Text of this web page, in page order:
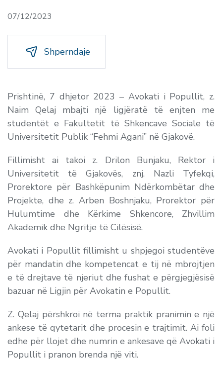
07/12/2023
Shperndaje
Prishtinë, 7 dhjetor 2023 – Avokati i Popullit, z.
Naim Qelaj mbajti një ligjëratë të enjten me
studentët e Fakultetit të Shkencave Sociale të
Universitetit Publik “Fehmi Agani” në Gjakovë.
Fillimisht ai takoi z. Drilon Bunjaku, Rektor i
Universitetit të Gjakovës, znj. Nazli Tyfekqi,
Prorektore për Bashkëpunim Ndërkombëtar dhe
Projekte, dhe z. Arben Boshnjaku, Prorektor për
Hulumtime dhe Kërkime Shkencore, Zhvillim
Akademik dhe Ngritje të Cilësisë.
Avokati i Popullit fillimisht u shpjegoi studentëve
për mandatin dhe kompetencat e tij në mbrojtjen
e të drejtave të njeriut dhe fushat e përgjegjësisë
bazuar në Ligjin për Avokatin e Popullit.
Z. Qelaj përshkroi në terma praktik pranimin e një
ankese të qytetarit dhe procesin e trajtimit. Ai foli
edhe për llojet dhe numrin e ankesave që Avokati i
Popullit i pranon brenda një viti.